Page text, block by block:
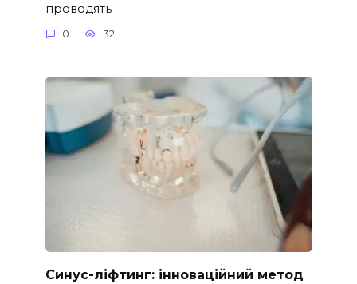
проводять
0 32
Синус-ліфтинг: інноваційний метод